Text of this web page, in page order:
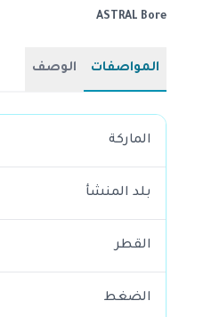
ASTRAL Bore
المواصفات الوصف
الماركة
بلد المنشأ
القطر
الضغط